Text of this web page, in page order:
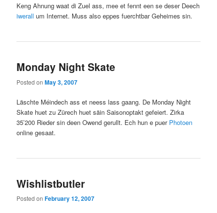
Keng Ahnung waat di Zuel ass, mee et fennt een se deser Deech
iwerall um Internet. Muss also eppes fuerchtbar Geheimes sin.
Monday Night Skate
Posted onMay 3, 2007
Läschte Méindech ass et neess lass gaang. De Monday Night
Skate huet zu Zürech huet säin Saisonoptakt gefeiert. Zirka
35’200 Rieder sin deen Owend gerullt. Ech hun e puer Photoen
online gesaat.
Wishlistbutler
Posted onFebruary 12, 2007